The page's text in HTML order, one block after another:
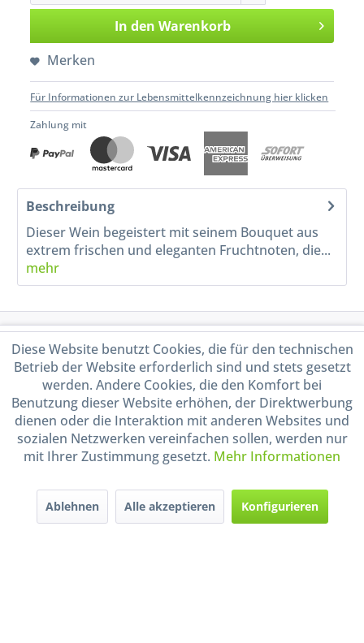
In den Warenkorb
Merken
Für Informationen zur Lebensmittelkennzeichnung hier klicken
Zahlung mit
Beschreibung
Dieser Wein begeistert mit seinem Bouquet aus
extrem frischen und eleganten Fruchtnoten, die...
mehr
Service Hotline
Shop Service
Informationen
Handel mit BIO-Weinen
durch DE-ÖKO-009
Diese Website benutzt Cookies, die für den technischen
Betrieb der Website erforderlich sind und stets gesetzt
werden. Andere Cookies, die den Komfort bei
Benutzung dieser Website erhöhen, der Direktwerbung
dienen oder die Interaktion mit anderen Websites und
sozialen Netzwerken vereinfachen sollen, werden nur
mit Ihrer Zustimmung gesetzt. Mehr Informationen
Ablehnen Alle akzeptieren Konfigurieren